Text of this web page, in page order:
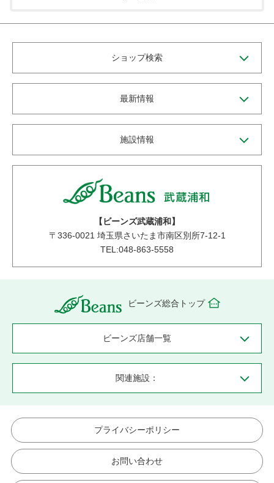
ショップ検索
最新情報
施設情報
【ビーンズ武蔵浦和】
〒 336-0021 埼玉県さいたま市南区別所7-12-1
TEL:048-863-5558
ビーンズ総合トップ
ビーンズ店舗一覧
関連施設：
プライバシーポリシー
お問い合わせ